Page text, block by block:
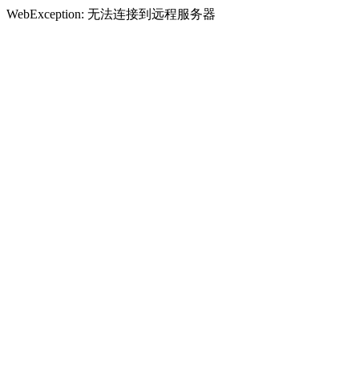
WebException: 无法连接到远程服务器